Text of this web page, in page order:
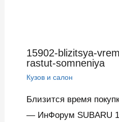
15902-blizitsya-
rastut-somneniya
Кузов и салон
Близится время
— ИнФорум SUBARU